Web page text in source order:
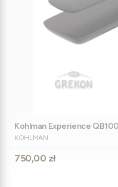
Kohlman Experience
czarna
PRODUCENT
KOHLMAN
Cena
750,00 zł